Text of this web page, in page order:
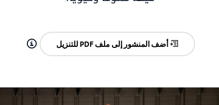
أضف المنشور إلى ملف PDF للتنزيل